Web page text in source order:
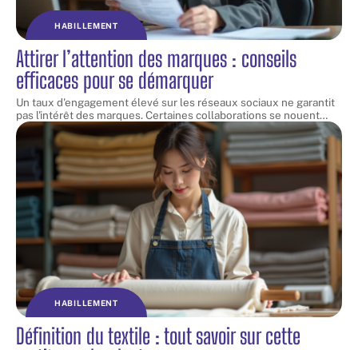
HABILLEMENT
Attirer l’attention des marques : conseils
efficaces pour se démarquer
Un taux d'engagement élevé sur les réseaux sociaux ne garantit
pas l'intérêt des marques. Certaines collaborations se nouent…
HABILLEMENT
Définition du textile : tout savoir sur cette